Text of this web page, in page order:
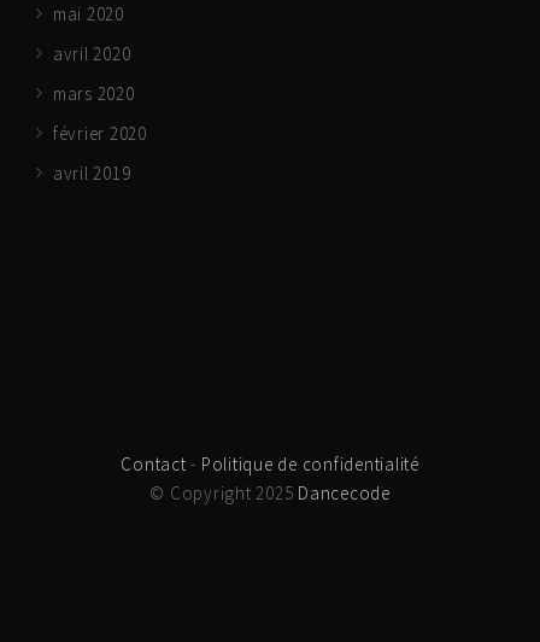
mai 2020
avril 2020
mars 2020
février 2020
avril 2019
Contact - Politique de confidentialité
© Copyright 2025 Dancecode